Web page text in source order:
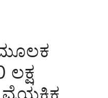
ಮೂಲಕ